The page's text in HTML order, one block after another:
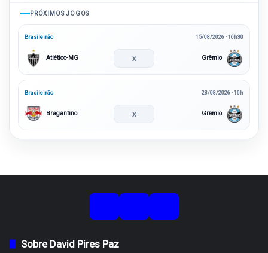
PRÓXIMOS JOGOS
Brasileirão 15/08/2026 · 16h30
Atlético-MG x Grêmio
Brasileirão 23/08/2026 · 16h
Bragantino x Grêmio
Sobre David Pires Paz